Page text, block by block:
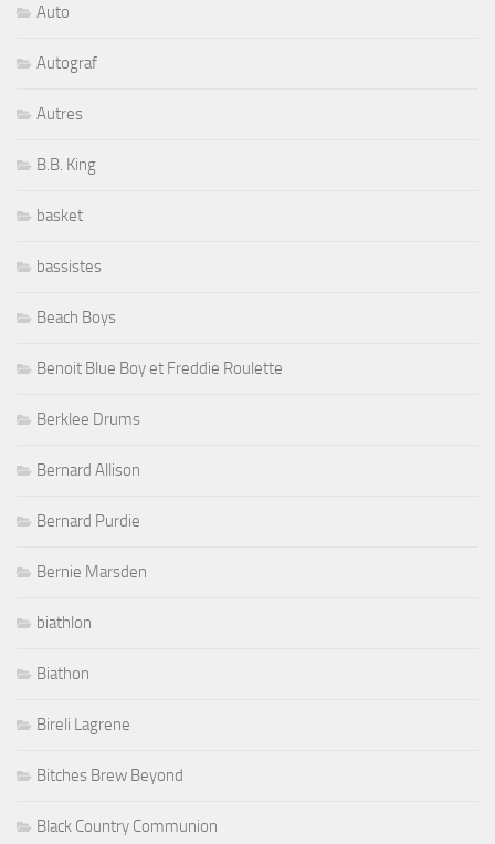
Auto
Autograf
Autres
B.B. King
basket
bassistes
Beach Boys
Benoit Blue Boy et Freddie Roulette
Berklee Drums
Bernard Allison
Bernard Purdie
Bernie Marsden
biathlon
Biathon
Bireli Lagrene
Bitches Brew Beyond
Black Country Communion